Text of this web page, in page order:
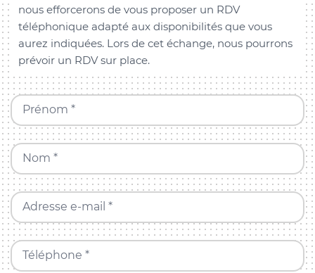
nous efforcerons de vous proposer un RDV
téléphonique adapté aux disponibilités que vous
aurez indiquées. Lors de cet échange, nous pourrons
prévoir un RDV sur place.
Prénom *
Nom *
Adresse e-mail *
Téléphone *